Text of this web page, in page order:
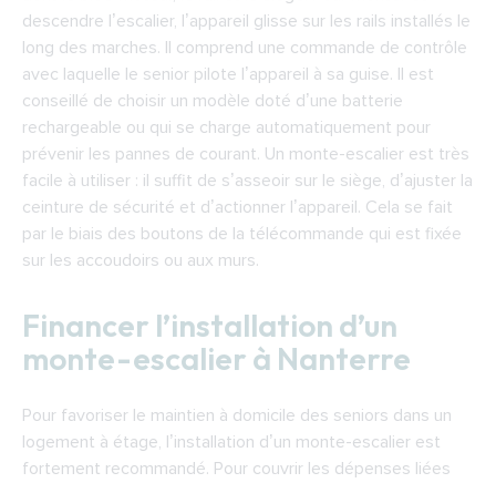
descendre l’escalier, l’appareil glisse sur les rails installés le
long des marches. Il comprend une commande de contrôle
avec laquelle le senior pilote l’appareil à sa guise. Il est
conseillé de choisir un modèle doté d’une batterie
rechargeable ou qui se charge automatiquement pour
prévenir les pannes de courant. Un monte-escalier est très
facile à utiliser : il suffit de s’asseoir sur le siège, d’ajuster la
ceinture de sécurité et d’actionner l’appareil. Cela se fait
par le biais des boutons de la télécommande qui est fixée
sur les accoudoirs ou aux murs.
Financer l’installation d’un
monte-escalier à Nanterre
Pour favoriser le maintien à domicile des seniors dans un
logement à étage, l’installation d’un monte-escalier est
fortement recommandé. Pour couvrir les dépenses liées